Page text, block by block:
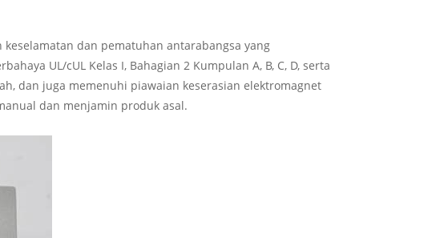
dan pematuhan antarabangsa yang
UL/cUL Kelas I, Bahagian 2 Kumpulan A, B, C, D, serta
dan juga memenuhi piawaian keserasian elektromagnet
dan menjamin produk asal.